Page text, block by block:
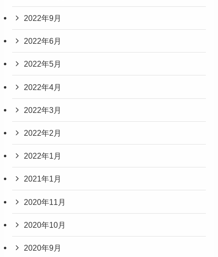
2022年9月
2022年6月
2022年5月
2022年4月
2022年3月
2022年2月
2022年1月
2021年1月
2020年11月
2020年10月
2020年9月